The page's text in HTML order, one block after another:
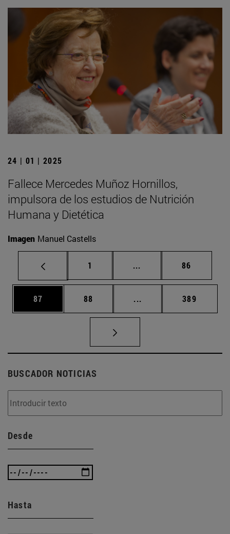
24 | 01 | 2025
Fallece Mercedes Muñoz Hornillos,
impulsora de los estudios de Nutrición
Humana y Dietética
Imagen Manuel Castells
Página
1 ... Páginas intermedias
Página
86
Página
87 Página
88 ... Páginas intermedias
Página
389
BUSCADOR NOTICIAS
Desde
Hasta